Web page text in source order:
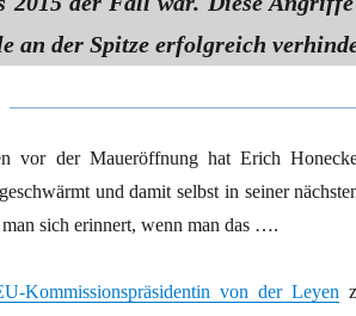
an der Spitze erfolgreich
vor der Maueröffnung hat Erich
und damit selbst in seiner
sich erinnert, wenn man das ….
Kommissionspräsidentin von der Leyen